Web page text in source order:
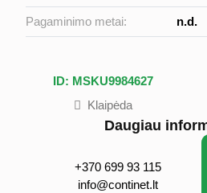
Pagaminimo metai: n.d.
ID: MSKU9984627
Klaipėda
Daugiau
+370 699 93 115
info@continet.lt